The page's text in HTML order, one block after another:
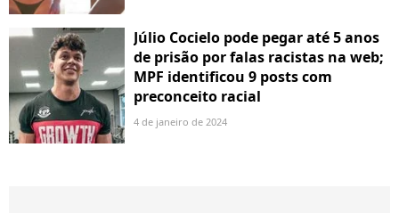
Júlio Cocielo pode pegar até 5 anos
de prisão por falas racistas na web;
MPF identificou 9 posts com
preconceito racial
4 de janeiro de 2024